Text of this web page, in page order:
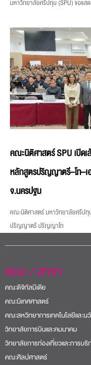
มหาวิทยาลัยศรีปทุม (SPU) ขอแส
คณะนิติศาสตร์ SPU เปิดเ
หลักสูตรปริญญาตรี–โท–
จ.นครปฐม
คณะนิติศาสตร์ มหาวิทยาลัยศรีปทุ
ปริญญาตรี ปริญญาโท
คณะ / สาขา
คณะดิจิทัลมีเดีย
คณะนิเทศศาสตร์
คณะสหวิทยาการเทคโนโลยีและ
วิทยาลัยการบินและคมนาคม
วิทยาลัยการท่องเที่ยวและการบริ
คณะศิลปศาสตร์